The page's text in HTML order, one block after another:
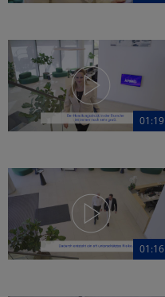
01:19
01:16